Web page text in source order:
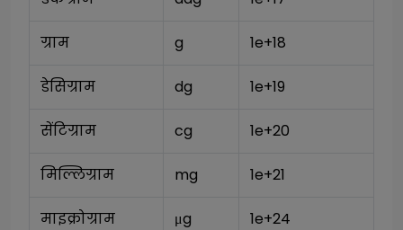
ग्राम g 1e+18
डेसिग्राम dg 1e+19
सेंटिग्राम cg 1e+20
मिल्लिग्राम mg 1e+21
माइक्रोग्राम μg 1e+24